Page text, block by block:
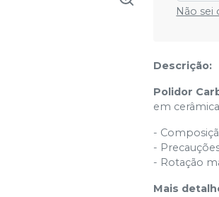
Não sei
Descrição:
Polidor
em
-
-
- Rotação
Mais